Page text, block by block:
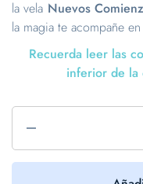
la vela Nuevos
la magia te acompañe
Recuerda leer las
inferior de la